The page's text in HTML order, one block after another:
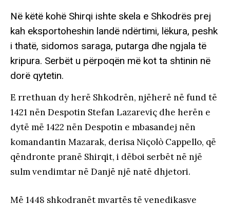
Në këtë kohë Shirqi ishte skela e Shkodrës prej
kah eksportoheshin landë ndërtimi, lëkura, peshk
i thatë, sidomos saraga, putarga dhe ngjala të
kripura. Serbët u përpoqën më kot ta shtinin në
dorë qytetin.
E rrethuan dy herë Shkodrën, njëherë në fund të
1421 nën Despotin Stefan Lazareviç dhe herën e
dytë më 1422 nën Despotin e mbasandej nën
komandantin Mazarak, derisa Niçolò Cappello, që
qëndronte pranë Shirqit, i dëboi serbët në një
sulm vendimtar në Danjë një natë dhjetori.
Më 1448 shkodranët mvartës të venedikasve